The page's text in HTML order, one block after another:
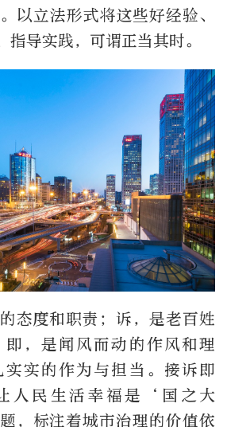
以立法形式将这些好经验、
指导实践，可谓正当其时。
态度和职责；诉，是老百姓
，是闻风而动的作风和理
实的作为与担当。接诉即
人民生活幸福是‘国之大
，标注着城市治理的价值依